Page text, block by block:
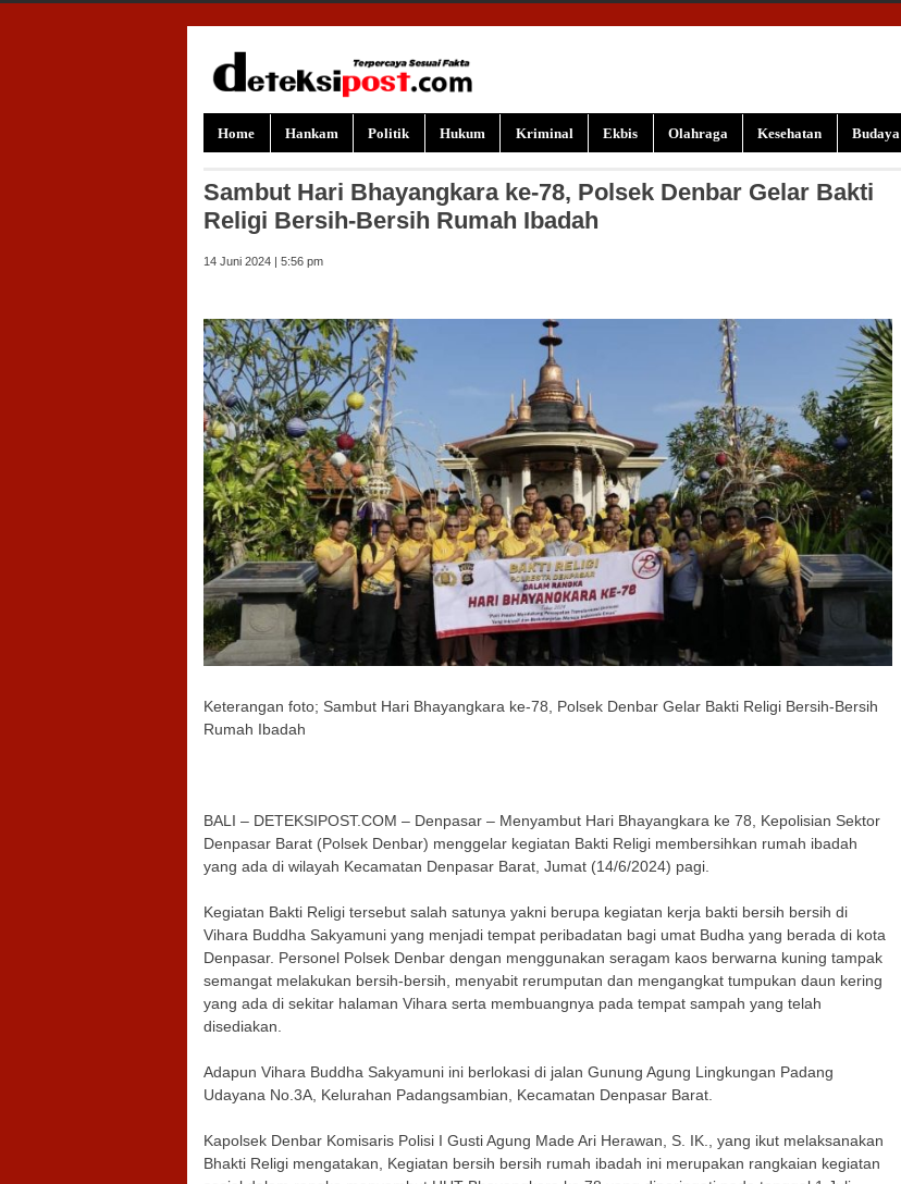
Home Hankam Politik Hukum Kriminal Ekbis Olahraga Kesehatan Budaya
Sambut Hari Bhayangkara ke-78, Polsek Denbar Gelar Bakti
Religi Bersih-Bersih Rumah Ibadah
14 Juni 2024 | 5:56 pm
Keterangan foto; Sambut Hari Bhayangkara ke-78, Polsek Denbar Gelar Bakti Religi Bersih-Bersih
Rumah Ibadah
BALI – DETEKSIPOST.COM – Denpasar – Menyambut Hari Bhayangkara ke 78, Kepolisian Sektor
Denpasar Barat (Polsek Denbar) menggelar kegiatan Bakti Religi membersihkan rumah ibadah
yang ada di wilayah Kecamatan Denpasar Barat, Jumat (14/6/2024) pagi.
Kegiatan Bakti Religi tersebut salah satunya yakni berupa kegiatan kerja bakti bersih bersih di
Vihara Buddha Sakyamuni yang menjadi tempat peribadatan bagi umat Budha yang berada di kota
Denpasar. Personel Polsek Denbar dengan menggunakan seragam kaos berwarna kuning tampak
semangat melakukan bersih-bersih, menyabit rerumputan dan mengangkat tumpukan daun kering
yang ada di sekitar halaman Vihara serta membuangnya pada tempat sampah yang telah
disediakan.
Adapun Vihara Buddha Sakyamuni ini berlokasi di jalan Gunung Agung Lingkungan Padang
Udayana No.3A, Kelurahan Padangsambian, Kecamatan Denpasar Barat.
Kapolsek Denbar Komisaris Polisi I Gusti Agung Made Ari Herawan, S. IK., yang ikut melaksanakan
Bhakti Religi mengatakan, Kegiatan bersih bersih rumah ibadah ini merupakan rangkaian kegiatan